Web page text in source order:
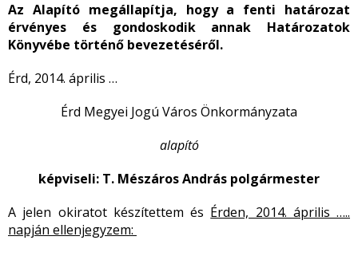
Az Alapító megállapítja, hogy a fenti határozat
érvényes és gondoskodik annak Határozatok
Könyvébe történő bevezetéséről.
Érd, 2014. április …
Érd Megyei Jogú Város Önkormányzata
alapító
képviseli: T. Mészáros András polgármester
A jelen okiratot készítettem és Érden, 2014. április …..
napján ellenjegyzem: